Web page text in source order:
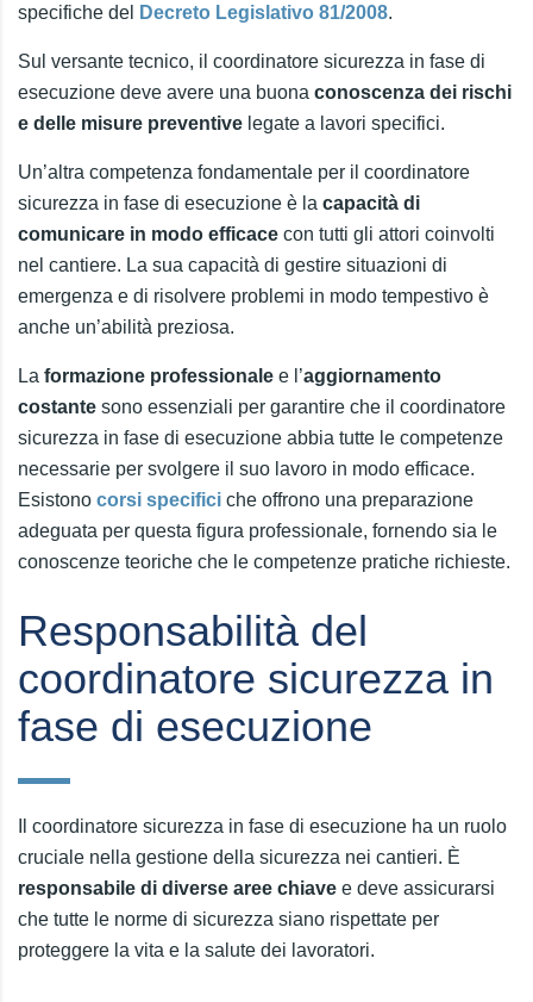
specifiche del
Decreto Legislativo 81/2008.
Sul versante tecnico, il coordinatore sicurezza in fase di
esecuzione deve avere una buona conoscenza dei rischi
e delle misure preventive legate a lavori specifici.
Un’altra competenza fondamentale per il coordinatore
sicurezza in fase di esecuzione è la capacità di
comunicare in modo efficace con tutti gli attori coinvolti
nel cantiere. La sua capacità di gestire situazioni di
emergenza e di risolvere problemi in modo tempestivo è
anche un’abilità preziosa.
La formazione professionale e l’aggiornamento
costante sono essenziali per garantire che il coordinatore
sicurezza in fase di esecuzione abbia tutte le competenze
necessarie per svolgere il suo lavoro in modo efficace.
Esistono corsi specifici che offrono una preparazione
adeguata per questa figura professionale, fornendo sia le
conoscenze teoriche che le competenze pratiche richieste.
Responsabilità del
coordinatore sicurezza in
fase di esecuzione
Il coordinatore sicurezza in fase di esecuzione ha un ruolo
cruciale nella gestione della sicurezza nei cantieri. È
responsabile di diverse aree chiave e deve assicurarsi
che tutte le norme di sicurezza siano rispettate per
proteggere la vita e la salute dei lavoratori.